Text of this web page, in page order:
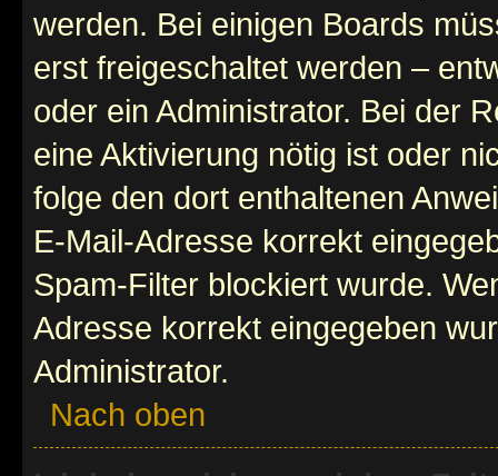
werden. Bei einigen Boards
erst freigeschaltet werden –
oder ein Administrator. Bei der
eine Aktivierung nötig ist oder
folge den dort enthaltenen
E-Mail-Adresse korrekt
Spam-Filter blockiert wurde.
Adresse korrekt eingegeben
Administrator.
Nach oben